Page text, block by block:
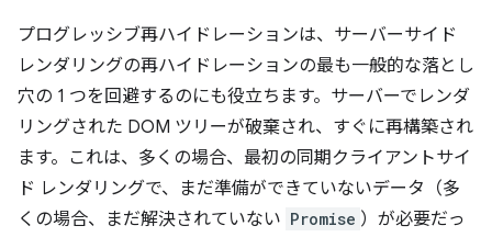
プログレッシブ再ハイドレーションは、サーバーサイド
レンダリングの再ハイドレーションの最も一般的な落とし
穴の 1 つを回避するのにも役立ちます。サーバーでレンダ
リングされた DOM ツリーが破棄され、すぐに再構築され
ます。これは、多くの場合、最初の同期クライアントサイ
ド レンダリングで、まだ準備ができていないデータ（多
くの場合、まだ解決されていない Promise ）が必要だっ